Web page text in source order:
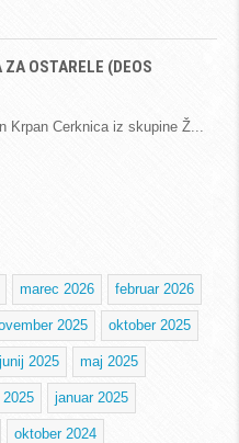
OSTARELE (DEOS
Krpan Cerknica iz skupine Ž
marec 2026 februar 2026
2025 oktober 2025
junij 2025 maj 2025
2025 januar 2025
oktober 2024